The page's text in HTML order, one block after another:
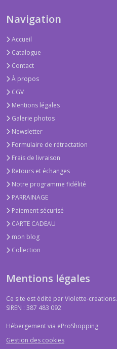
Navigation
Accueil
Catalogue
Contact
À propos
CGV
Mentions légales
Galerie photos
Newsletter
Formulaire de rétractation
Frais de livraison
Retours et échanges
Notre programme fidélité
PARRAINAGE
Paiement sécurisé
CARTE CADEAU
mon blog
Collection
Mentions légales
Ce site est édité par Violette-creations.
SIREN : 387 483 092
Hébergement via eProShopping
Gestion des cookies